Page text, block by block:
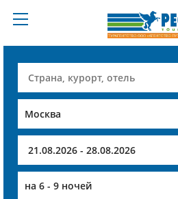
на 6 - 9 ночей